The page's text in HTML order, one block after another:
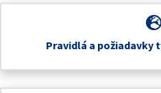
Pravidlá a požiadavky